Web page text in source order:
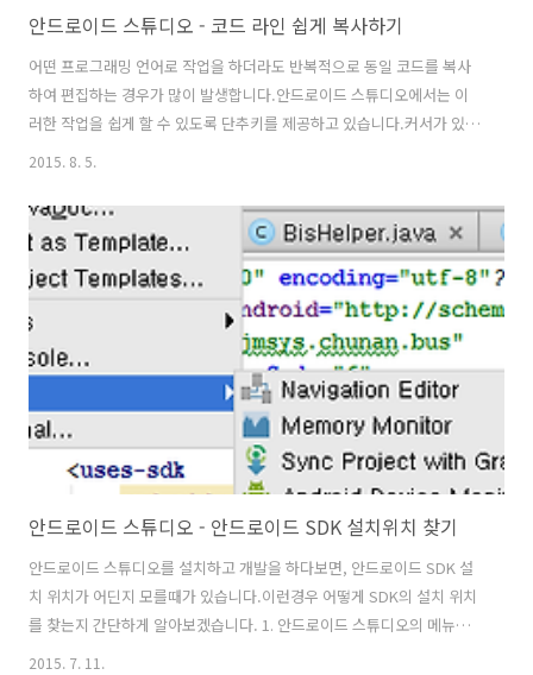
안드로이드 스튜디오 - 코드 라인 쉽게 복사하기
어떤 프로그래밍 언어로 작업을 하더라도 반복적으로 동일 코드를 복사
하여 편집하는 경우가 많이 발생합니다.안드로이드 스튜디오에서는 이
러한 작업을 쉽게 할 수 있도록 단추키를 제공하고 있습니다.커서가 있는
의 이미지와 같이 동일한 코드가 복사됩니다.
2015. 8. 5.
안드로이드 스튜디오 - 안드로이드 SDK 설치위치 찾기
안드로이드 스튜디오를 설치하고 개발을 하다보면, 안드로이드 SDK 설
치 위치가 어딘지 모를때가 있습니다.이런경우 어떻게 SDK의 설치 위치
를 찾는지 간단하게 알아보겠습니다. 1. 안드로이드 스튜디오의 메뉴
Tools > Android > AVD Manger를 클릭합니다. 2. AVD Manager에서
2015. 7. 11.